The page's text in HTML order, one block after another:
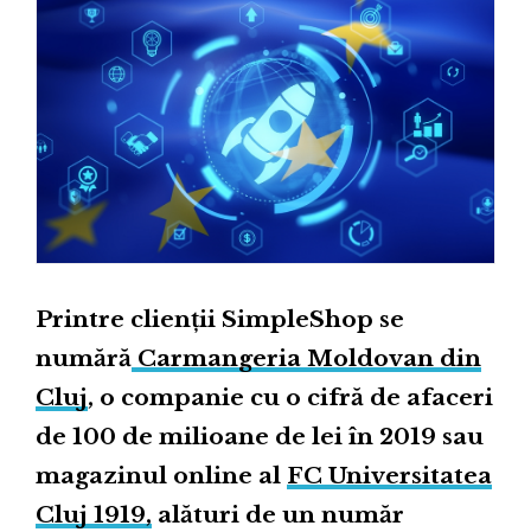
Printre clienții SimpleShop se
numără Carmangeria Moldovan din
Cluj, o companie cu o cifră de afaceri
de 100 de milioane de lei în 2019 sau
magazinul online al FC Universitatea
Cluj 1919, alături de un număr